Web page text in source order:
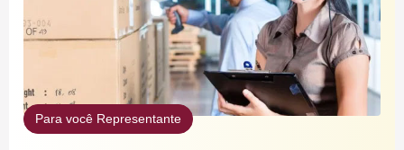
Para você Representante